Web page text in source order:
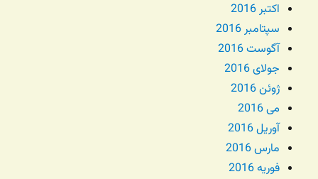
اکتبر 2016
سپتامبر 2016
آگوست 2016
جولای 2016
ژوئن 2016
می 2016
آوریل 2016
مارس 2016
فوریه 2016